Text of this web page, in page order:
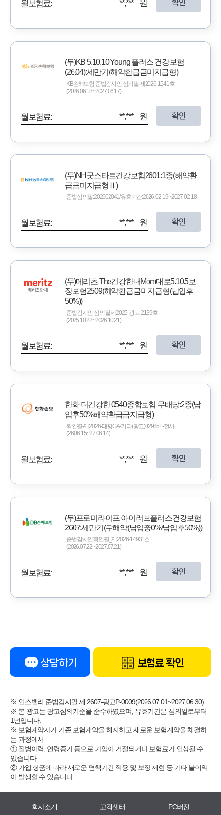
월보험료: **,*** 원 확인
(무)KB 5.10.10 Young 플러스 건강보험
(26.04):세만기(해약환급금미지급형)
KB손해보험 준법감시인 심의필 제2026-1541호
(2026.06.18~2027.06.17)
월보험료: **,*** 원 확인
(무)NH굿스타트건강보험2601:1종(해약환
급금미지급형Ⅱ)
준법심의필:202602041/유효기간:2026-02-19~2027-02-18
월보험료: **,*** 원 확인
(무)메리츠 The건강한내Mom대로5.10.5보
장보험2509(해약환급금미지급형(납입후
50%))
준법감시인 심의필 제2025-광고-2139호
(2025.10.22~2026.10.21)
월보험료: **,*** 원 확인
한화 더건강한 0540종합보험 무배당:2종(납
입후50%해약환급금지급형)
확인필-제2026-태평GA-기타(광고)02985L-전사
(26.06.15~27.06.14)
월보험료: **,*** 원 확인
(무)프로미라이프 아이러브플러스건강보험
2607:세만기(무해약(납입중0%/납입후50%))
준법감시인확인필_제2026-14931호
(2026.07.22~2027.07.21)
월보험료: **,*** 원 확인
상담하기 보험료 확인
※ 인스밸리 준법감시필 제 2607-광고P-0009(2026.07.01~2027.06.30)
※ 본 광고는 광고심의기준을 준수하였으며, 유효기간은 심의일로부터
1년입니다.
※ 보험계약자가 기존 보험계약을 해지하고 새로운 보험계약을 체결하
는 과정에서
① 질병이력, 연령증가 등으로 가입이 거절되거나 보험료가 인상될 수
있습니다.
② 가입 상품에 따라 새로운 면책기간 적용 및 보장 제한 등 기타 불이익
이 발생할 수 있습니다.
회사소개 고객센터 PC버전